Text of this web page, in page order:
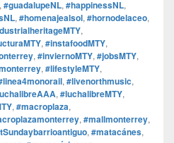
, #guadalupeNL, #happinessNL,
, #homenajealsol, #hornodelaceo,
,
, #instafoodMTY,
, #inviernoMTY, #jobsMTY,
, #lifestyleMTY,
, #livenorthmusic,
, #luchalibreMTY,
, #macroplaza,
, #mallmonterrey,
, #matacánes,